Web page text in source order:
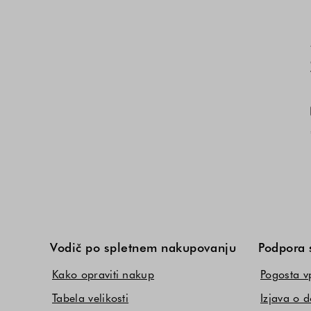
Vodič po spletnem nakupovanju
Kako opraviti nakup
Tabela velikosti
Podpora
Pogosta
Izjava o